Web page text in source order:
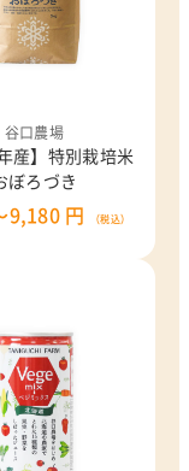
谷口農場
産】特別栽培米
ぼろづき
9,180 円 （税込）